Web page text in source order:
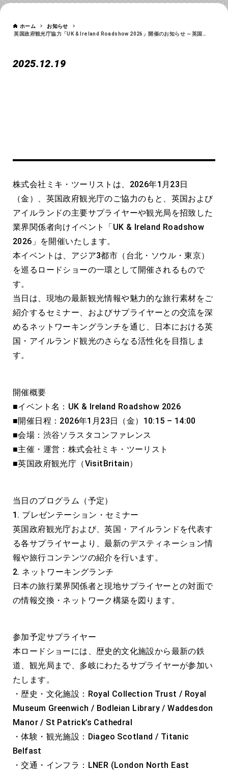
NEWS
ホーム
お知らせ
英国政府観光庁協力「UK & Ireland Roadshow 2026」開催のお知らせ ～英国・アイルランドの最新観光情報を届ける業界向けセミナーを日本で実施～
2025.12.19
英国政府観光庁協力「UK &
Ireland Roadshow 2026」開催
のお知らせ ～英国・アイルラン
ドの最新観光情報を届ける業界
向けセミナーを日本で実施～
株式会社ミキ・ツーリストは、2026年1月23日
（金）、英国政府観光庁のご協力のもと、英国および
アイルランドの主要サプライヤーや観光局を招致した
業界関係者向けイベント「UK & Ireland Roadshow
2026」を開催いたします。
本イベントは、アジア3都市（台北・ソウル・東京）
を巡るロードショーの一環として開催されるもので
す。
当日は、現地の最新観光情報や魅力的な旅行素材をご
紹介するセミナー、およびサプライヤーとの交流を深
めるネットワーキングランチを通じ、日本における英
国・アイルランド観光のさらなる活性化を目指しま
す。
開催概要
■イベント名：UK & Ireland Roadshow 2026
■開催日程：2026年1月23日（金）10:15 – 14:00
■会場：渋谷ソラスタコンファレンス
■主催・運営：株式会社ミキ・ツーリスト
■英国政府観光庁（VisitBritain）
当日のプログラム（予定）
1. プレゼンテーション・セミナー
英国政府観光庁および、英国・アイルランドを代表す
る各サプライヤーより、最新のデスティネーション情
報や旅行コンテンツの紹介を行います。
2. ネットワーキングランチ
日本の旅行業界関係者と現地サプライヤーとの対面で
の情報交換・ネットワーク構築を図ります。
参加予定サプライヤー
本ロードショーには、歴史的文化施設から最新の鉄
道、観光局まで、多岐にわたるサプライヤーが参加い
たします。
・歴史・文化施設：Royal Collection Trust / Royal
Museum Greenwich / Bodleian Library / Waddesdon
Manor / St Patrick’s Cathedral
・体験・観光施設：Diageo Scotland / Titanic
Belfast
・交通・インフラ：LNER (London North East